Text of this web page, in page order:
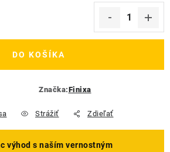
DO KOŠÍKA
Značka:Finixa
Strážiť Zdieľať
výhod s naším vernostným